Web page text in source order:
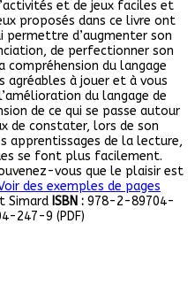
et de jeux faciles et
proposés dans ce livre ont
d’augmenter son
de perfectionner son
compréhension du langage
agréables à jouer et à vous
du langage de
de ce qui se passe autour
de constater, lors de son
apprentissages de la lecture,
se font plus facilement.
vous que le plaisir est
des exemples de pages
Simard ISBN : 978-2-89704-
247-9 (PDF)